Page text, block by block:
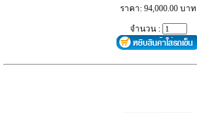
ราคา: 94,000.00 บาท
จำนวน :